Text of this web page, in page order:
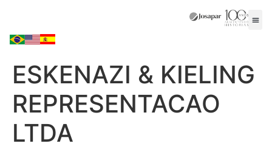
ESKENAZI & KIELING
REPRESENTACAO
LTDA